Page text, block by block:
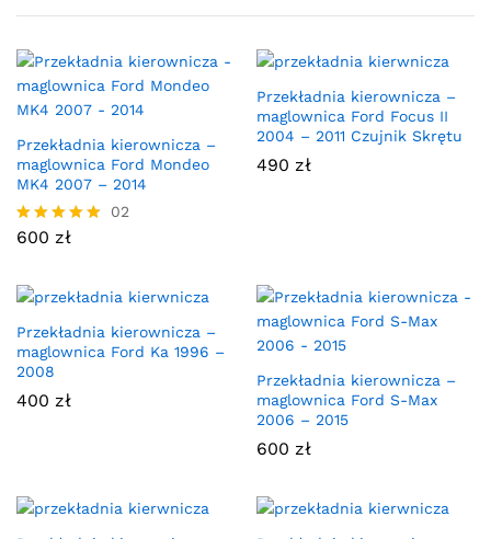
Przekładnia kierownicza –
maglownica Ford Mondeo
MK4 2007 – 2014
Oceniono
02
600 zł
Przekładnia kierownicza –
maglownica Ford Focus II
2004 – 2011 Czujnik Skrętu
490 zł
Przekładnia kierownicza –
maglownica Ford Ka 1996 –
2008
400 zł
Przekładnia kierownicza –
maglownica Ford S-Max
2006 – 2015
600 zł